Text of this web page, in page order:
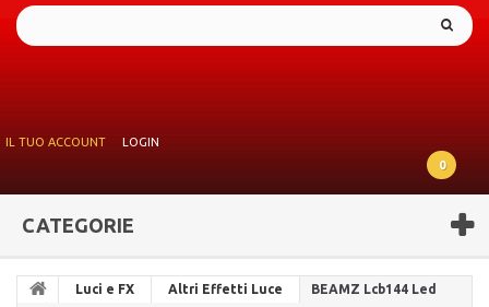
IL TUO ACCOUNT
LOGIN
0
CATEGORIE
Luci e FX Altri Effetti Luce
BEAMZ Lcb144 Led